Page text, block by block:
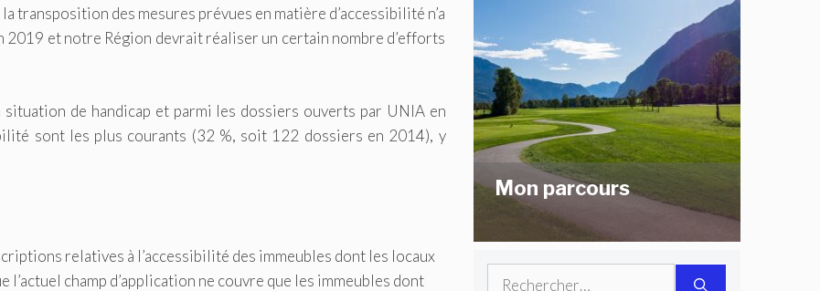
transposition des mesures prévues en matière d’accessibilité n’a
et notre Région devrait réaliser un certain nombre d’efforts
de handicap et parmi les dossiers ouverts par UNIA en
sont les plus courants (32 %, soit 122 dossiers en 2014), y
relatives à l’accessibilité des immeubles dont les locaux
champ d’application ne couvre que les immeubles dont
Mon parcours
Rechercher :